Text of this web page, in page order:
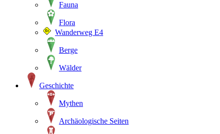
Fauna
Flora
Wanderweg E4
Berge
Wälder
Geschichte
Mythen
Archäologische Seiten